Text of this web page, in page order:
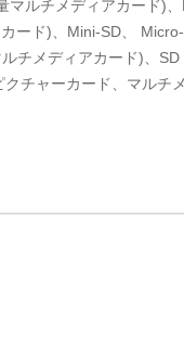
ルチメディアカード)
ード)、Mini-SD、
チメディアカード)、
チャーカード、マルチ